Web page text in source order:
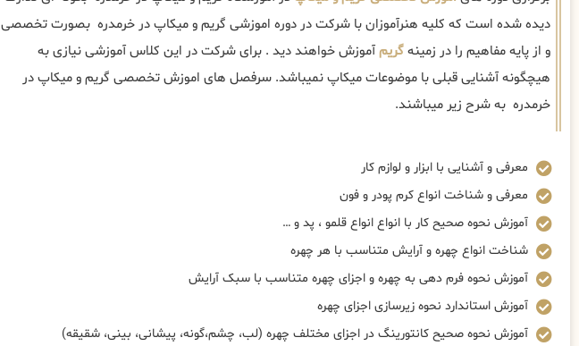
دیده شده است که کلیه هنرآموزان با شرکت در دوره اموزشی گریم و میکاپ در خرمدره بصورت تخصصی
و از پایه مفاهیم را در زمینهگریمآموزش خواهند دید . برای شرکت در این کلاس آموزشی نیازی به
هیچگونه آشنایی قبلی با موضوعات میکاپ نمیباشد. سرفصل های اموزش تخصصی گریم و میکاپ در
خرمدره به شرح زیر میباشند.
معرفی و آشنایی با ابزار و لوازم کار
معرفی و شناخت انواع کرم پودر و فون
آموزش نحوه صحیح کار با انواع انواع قلمو ، پد و …
شناخت انواع چهره و آرایش متناسب با هر چهره
آموزش نحوه فرم دهی به چهره و اجزای چهره متناسب با سبک آرایش
آموزش استاندارد نحوه زیرسازی اجزای چهره
آموزش نحوه صحیح کانتورینگ در اجزای مختلف چهره (لب، چشم،گونه، پیشانی، بینی، شقیقه)